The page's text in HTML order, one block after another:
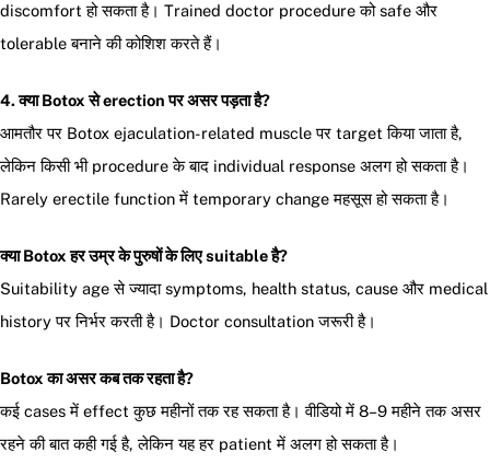
discomfort हो सकता है। Trained doctor procedure को safe और
tolerable बनाने की कोशिश करते हैं।
4. क्या Botox से erection पर असर पड़ता है?
आमतौर पर Botox ejaculation-related muscle पर target किया जाता है,
लेकिन किसी भी procedure के बाद individual response अलग हो सकता है।
Rarely erectile function में temporary change महसूस हो सकता है।
क्या Botox हर उम्र के पुरुषों के लिए suitable है?
Suitability age से ज्यादा symptoms, health status, cause और medical
history पर निर्भर करती है। Doctor consultation जरूरी है।
Botox का असर कब तक रहता है?
कई cases में effect कुछ महीनों तक रह सकता है। वीडियो में 8–9 महीने तक असर
रहने की बात कही गई है, लेकिन यह हर patient में अलग हो सकता है।